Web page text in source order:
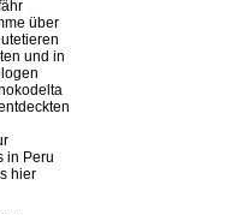
über
und in
in Peru
hier